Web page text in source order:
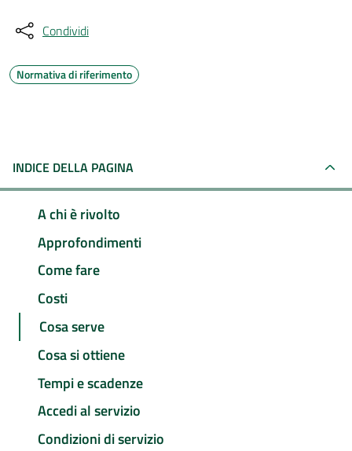
Condividi
Normativa di riferimento
INDICE DELLA PAGINA
A chi è rivolto
Approfondimenti
Come fare
Costi
Cosa serve
Cosa si ottiene
Tempi e scadenze
Accedi al servizio
Condizioni di servizio